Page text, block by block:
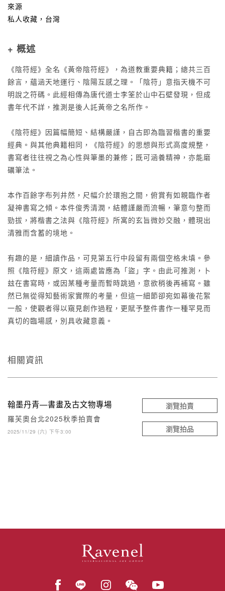
來源
私人收藏，台灣
+ 概述
《陰符經》全名《黃帝陰符經》，為道教重要典籍；總共三百
餘言，蘊涵天地運行、陰陽互感之理。「陰符」意指天機不可
明說之符碼。此經相傳為唐代道士李筌於山中石壁發現，但成
書年代不詳，推測是後人託黃帝之名所作。
《陰符經》因篇幅簡短、結構嚴謹，自古即為臨習楷書的重要
經典。與其他典籍相同，《陰符經》的思想與形式高度規整，
書寫者往往視之為心性與筆墨的兼修；既可涵養精神，亦能磨
礪筆法。
本作百餘字布列井然，尺幅介於環抱之間，俯賞有如親臨作者
凝神書寫之傾。本件俊秀清潤，結體謹嚴而流暢，筆意勻整而
勁拔，將楷書之法與《陰符經》所寓的玄旨微妙交融，體現出
清雅而含蓄的境地。
有趣的是，細讀作品，可見第五行中段留有兩個空格未填。參
照《陰符經》原文，這兩處皆應為「盜」字。由此可推測，卜
玆在書寫時，或因某種考量而暫時跳過，意欲稍後再補寫。雖
然已無從得知藝術家實際的考量，但這一細節卻宛如幕後花絮
一般，使觀者得以窺見創作過程，更賦予整件書作一種罕見而
真切的臨場感，別具收藏意義。
相關資訊
翰墨丹青—書畫及古文物專場
羅芙奧台北2025秋季拍賣會
2025/11/29 (六) 下午3:00
瀏覽拍賣
瀏覽拍品